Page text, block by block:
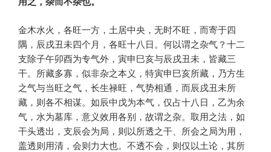
金木水火，各旺一方，土居中央，无时不旺，而寄于四
隅，辰戌丑未四个月，各旺十八日。何以谓之杂气？十二
支除子午卯酉为专气外，寅申巳亥与辰戌丑未，皆藏三
干。所藏多寡，似非杂之本义，特寅申巳亥所藏，乃方生
之气与当旺之气，长生禄旺，气势相通，而辰戌丑未所
藏，则各不相谋。如辰中戊为本气，仅占十八日，乙为余
气，水为墓库，意义效用各别，故谓之杂。取用之法，如
干头透出，支辰会为局，则以所透之干、所会之局为用，
盖透则用清，会则力大也。不透不会，则仅以土论，其所